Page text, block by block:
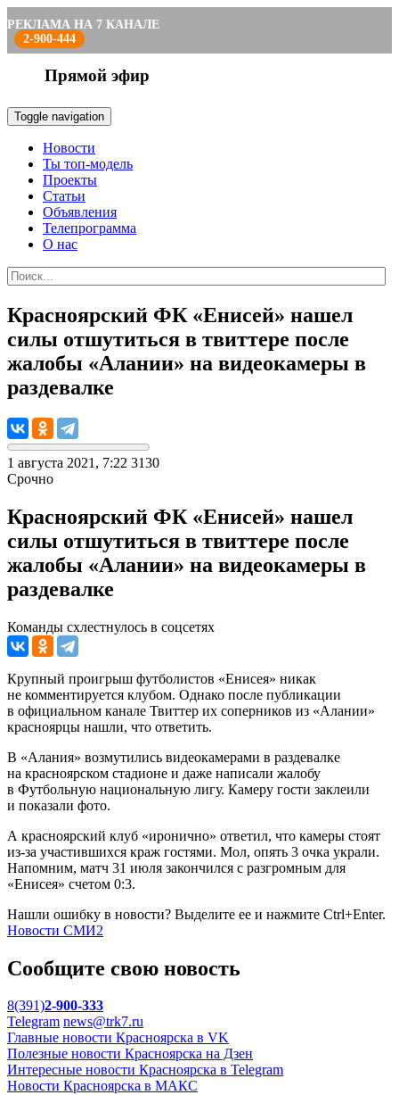
РЕКЛАМА НА 7 КАНАЛЕ
2-900-444
Прямой эфир
Toggle navigation
Новости
Ты топ-модель
Проекты
Статьи
Объявления
Телепрограмма
О нас
Красноярский ФК «Енисей» нашел
силы отшутиться в твиттере после
жалобы «Алании» на видеокамеры в
раздевалке
1 августа 2021, 7:22 3130
Срочно
Красноярский ФК «Енисей» нашел
силы отшутиться в твиттере после
жалобы «Алании» на видеокамеры в
раздевалке
Команды схлестнулось в соцсетях
Крупный проигрыш футболистов «Енисея» никак
не комментируется клубом. Однако после публикации
в официальном канале Твиттер их соперников из «Алании»
красноярцы нашли, что ответить.
В «Алания» возмутились видеокамерами в раздевалке
на красноярском стадионе и даже написали жалобу
в Футбольную национальную лигу. Камеру гости заклеили
и показали фото.
А красноярский клуб «иронично» ответил, что камеры стоят
из-за участившихся краж гостями. Мол, опять 3 очка украли.
Напомним, матч 31 июля закончился с разгромным для
«Енисея» счетом 0:3.
Нашли ошибку в новости? Выделите ее и нажмите Ctrl+Enter.
Новости СМИ2
Сообщите свою новость
8(391)2-900-333
Telegram news@trk7.ru
Главные новости Красноярска в VK
Полезные новости Красноярска на Дзен
Интересные новости Красноярска в Telegram
Новости Красноярска в МАКС